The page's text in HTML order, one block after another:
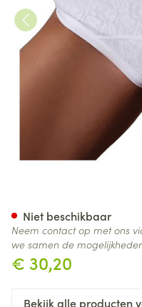
€ 30,20
Niet beschikbaar
Neem contact op met ons
we samen de
Bekijk alle producten